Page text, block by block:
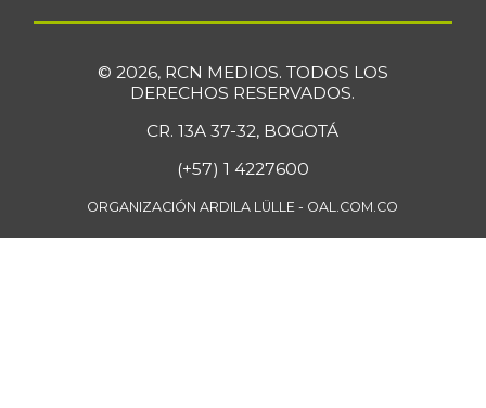
© 2026, RCN MEDIOS. TODOS LOS
DERECHOS RESERVADOS.
CR. 13A 37-32, BOGOTÁ
(+57) 1 4227600
ORGANIZACIÓN ARDILA LÜLLE - OAL.COM.CO